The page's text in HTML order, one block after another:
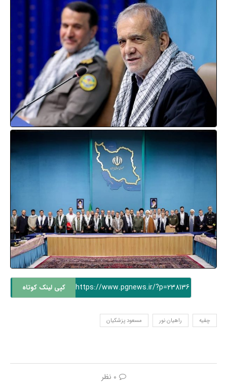
https://www.pgnews.ir/?p=238136 کپی لینک کوتاه
چفیه راهیان نور مسعود پزشکیان
0 نظر